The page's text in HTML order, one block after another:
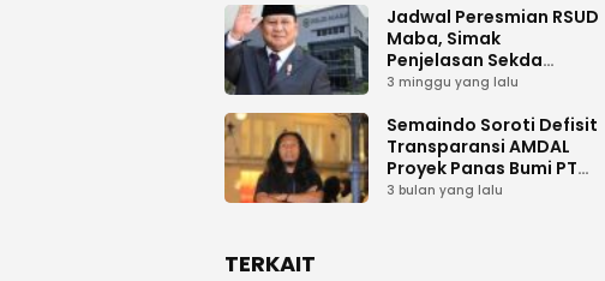
Jadwal Peresmian RSUD
Maba, Simak
Penjelasan Sekda
Haltim
3 minggu yang lalu
Semaindo Soroti Defisit
Transparansi AMDAL
Proyek Panas Bumi PT
Geodipa Energi di
3 bulan yang lalu
TERKAIT